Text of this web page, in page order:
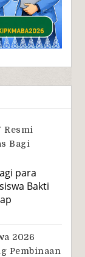
Resmi
Bagi
para
Bakti
2026
Pembinaan